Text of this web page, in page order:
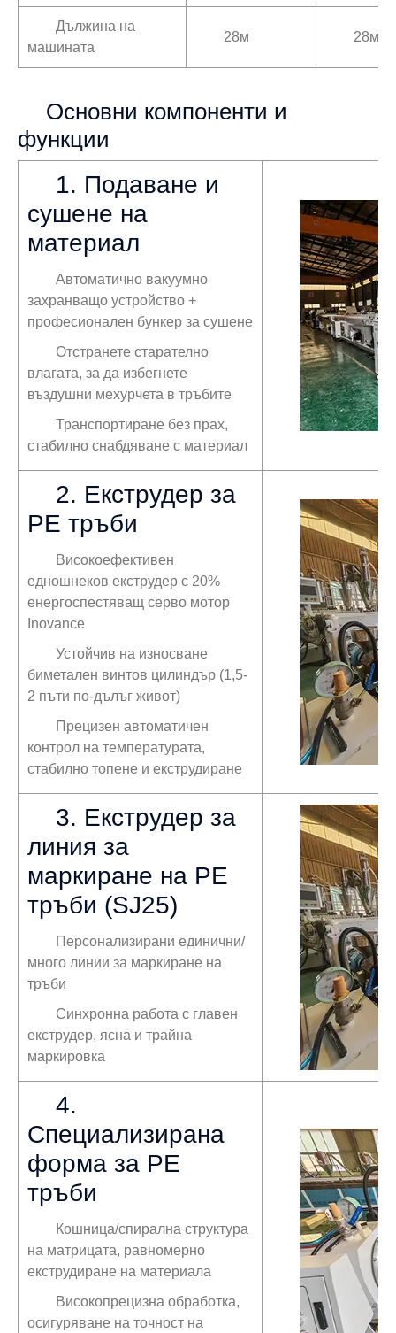
Дължина на
машината
28м 28м
Основни компоненти и
функции
1. Подаване и
сушене на
материал
Автоматично вакуумно
захранващо устройство +
професионален бункер за сушене
Отстранете старателно
влагата, за да избегнете
въздушни мехурчета в тръбите
Транспортиране без прах,
стабилно снабдяване с материал
2. Екструдер за
PE тръби
Високоефективен
едношнеков екструдер с 20%
енергоспестяващ серво мотор
Inovance
Устойчив на износване
биметален винтов цилиндър (1,5-
2 пъти по-дълъг живот)
Прецизен автоматичен
контрол на температурата,
стабилно топене и екструдиране
3. Екструдер за
линия за
маркиране на PE
тръби (SJ25)
Персонализирани единични/
много линии за маркиране на
тръби
Синхронна работа с главен
екструдер, ясна и трайна
маркировка
4.
Специализирана
форма за PE
тръби
Кошница/спирална структура
на матрицата, равномерно
екструдиране на материала
Високопрецизна обработка,
осигуряване на точност на